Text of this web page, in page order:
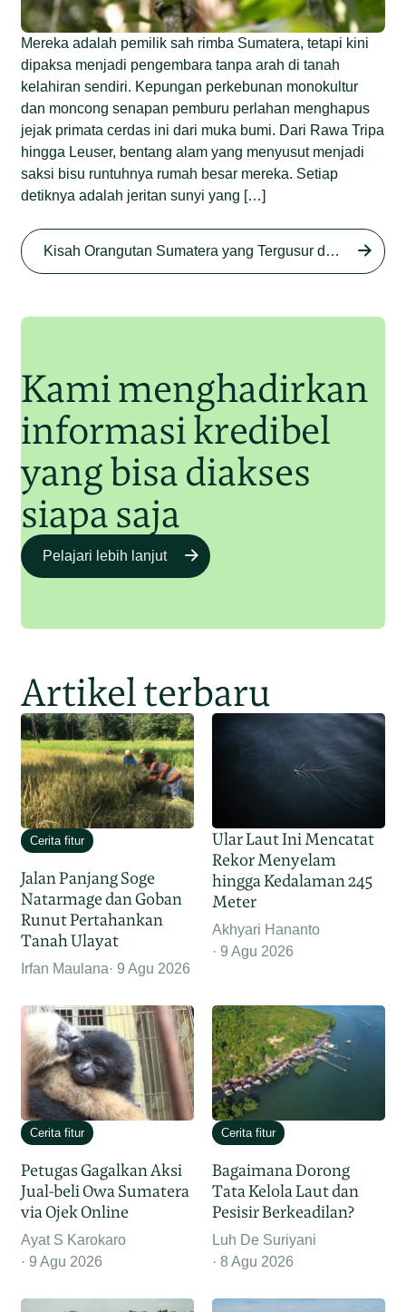
Sumatera di Rawa Tripa
Junaidi Hanafiah 27 Agu 2025
Begini Modus Perburuan
Mereka adalah pemilik sah rimba Sumatera, tetapi kini
dipaksa menjadi pengembara tanpa arah di tanah
kelahiran sendiri. Kepungan perkebunan monokultur
dan moncong senapan pemburu perlahan menghapus
jejak primata cerdas ini dari muka bumi. Dari Rawa Tripa
hingga Leuser, bentang alam yang menyusut menjadi
saksi bisu runtuhnya rumah besar mereka. Setiap
detiknya adalah jeritan sunyi yang […]
Kisah Orangutan Sumatera yang Tergusur dari Rumah Sendiri series
Kami menghadirkan
informasi kredibel
yang bisa diakses
siapa saja
Pelajari lebih lanjut
Artikel terbaru
Cerita fitur
Jalan Panjang Soge
Natarmage dan Goban
Runut Pertahankan
Tanah Ulayat
Irfan Maulana 9 Agu 2026
Ular Laut Ini Mencatat
Rekor Menyelam
hingga Kedalaman 245
Meter
Akhyari Hananto
9 Agu 2026
Cerita fitur
Petugas Gagalkan Aksi
Jual-beli Owa Sumatera
via Ojek Online
Ayat S Karokaro
9 Agu 2026
Cerita fitur
Bagaimana Dorong
Tata Kelola Laut dan
Pesisir Berkeadilan?
Luh De Suriyani
8 Agu 2026